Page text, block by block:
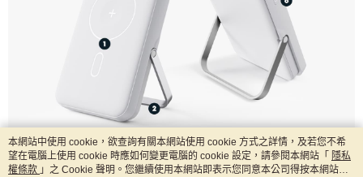
本網站中使用 cookie，欲查詢有關本網站使用 cookie 方式之詳情，及若您不希
望在電腦上使用 cookie 時應如何變更電腦的 cookie 設定，請參閱本網站「 隱私
權條款 」之 Cookie 聲明。您繼續使用本網站即表示您同意本公司得按本網站使